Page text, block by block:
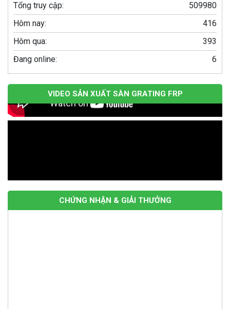
Song chắn rác composite 960×530 – Giải
pháp tối ưu cho hệ thống thoát nước của bạn
509980
Tổng truy cập:
416
Hôm nay:
393
Hôm qua:
6
Đang online:
VIDEO SẢN XUẤT SÀN GRATING FRP
CHỨNG NHẬN & GIẢI THƯỞNG